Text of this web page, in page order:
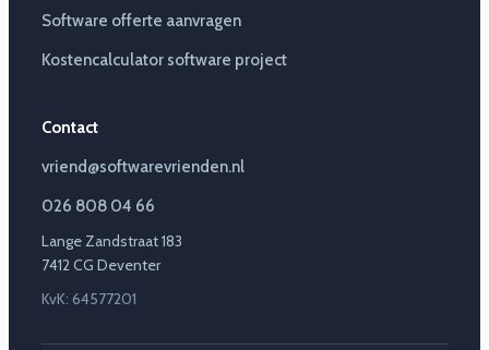
Software offerte aanvragen
Kostencalculator software project
Contact
vriend@softwarevrienden.nl
026 808 04 66
Lange Zandstraat 183
7412 CG Deventer
KvK: 64577201